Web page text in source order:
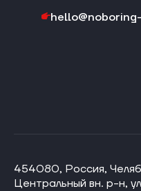
454080, Россия,
Центральный вн. р-н,